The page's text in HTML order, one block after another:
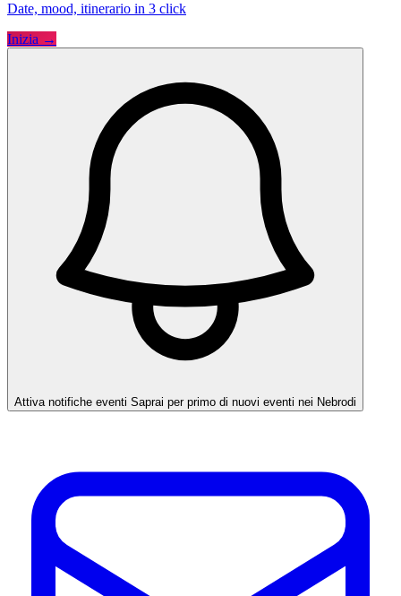
Date, mood, itinerario in 3 click
Inizia →
Attiva notifiche eventi Saprai per primo di nuovi eventi nei Nebrodi